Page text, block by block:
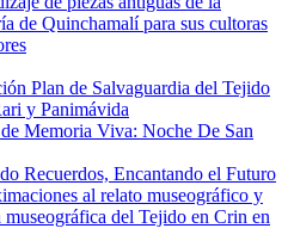
de Quinchamalí para sus cultoras
Plan de Salvaguardia del Tejido
y Panimávida
Memoria Viva: Noche De San
Recuerdos, Encantando el Futuro
al relato museográfico y
museográfica del Tejido en Crin en